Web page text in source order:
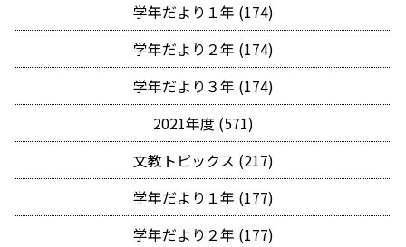
学年だより１年 (174)
学年だより２年 (174)
学年だより３年 (174)
2021年度 (571)
文教トピックス (217)
学年だより１年 (177)
学年だより２年 (177)